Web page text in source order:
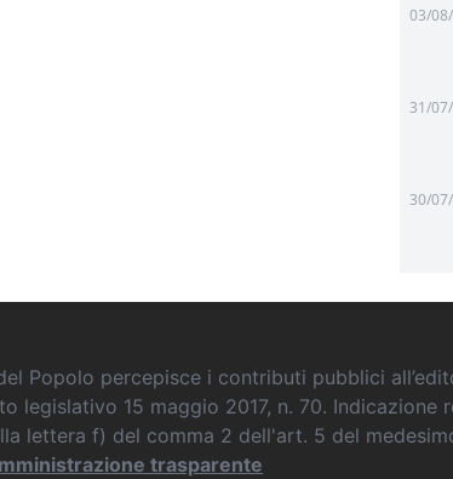
03/
31/
30/
Popolo percepisce i contributi pubblici
legislativo 15 maggio 2017, n. 70. Indicazione
lettera f) del comma 2 dell'art. 5 del
trasparente